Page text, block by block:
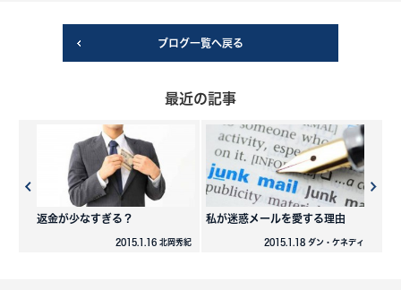
ブログ一覧へ戻る
最近の記事
返金が少なすぎる？
2015.1.16 北岡秀紀
私が迷惑メールを愛する理由
2015.1.18 ダン・ケネディ